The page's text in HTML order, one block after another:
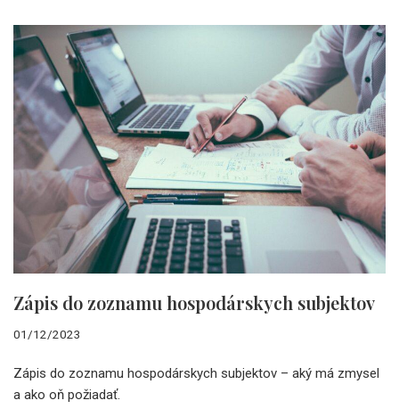
Zápis do zoznamu hospodárskych subjektov
01/12/2023
Zápis do zoznamu hospodárskych subjektov – aký má zmysel
a ako oň požiadať.